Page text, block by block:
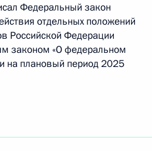
Федеральный закон
отдельных положений
Российской Федерации
законом «О федеральном
на плановый период 2025